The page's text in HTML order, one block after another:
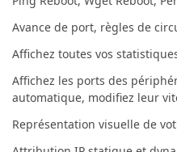
Avance de port, règles de
Affichez toutes vos
Affichez les ports des
automatique, modifiez leur
Représentation visuelle de